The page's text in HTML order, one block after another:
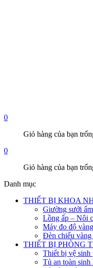
0
Giỏ hàng của bạn
0
Giỏ hàng của bạn
Danh mục
THIẾT BỊ KHOA
Giường sưởi
Lồng ấp – Nôi
Máy đo độ
Đèn chiếu vàng
THIẾT BỊ PHÒNG
Thiết bị vệ sinh
Tủ an toàn sinh